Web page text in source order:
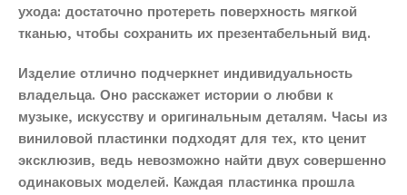
ухода: достаточно протереть поверхность мягкой
тканью, чтобы сохранить их презентабельный вид.
Изделие отлично подчеркнет индивидуальность
владельца. Оно расскажет истории о любви к
музыке, искусству и оригинальным деталям. Часы из
виниловой пластинки подходят для тех, кто ценит
эксклюзив, ведь невозможно найти двух совершенно
одинаковых моделей. Каждая пластинка прошла